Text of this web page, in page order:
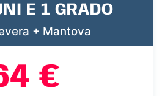
E 1 GRADO
+ Mantova
€